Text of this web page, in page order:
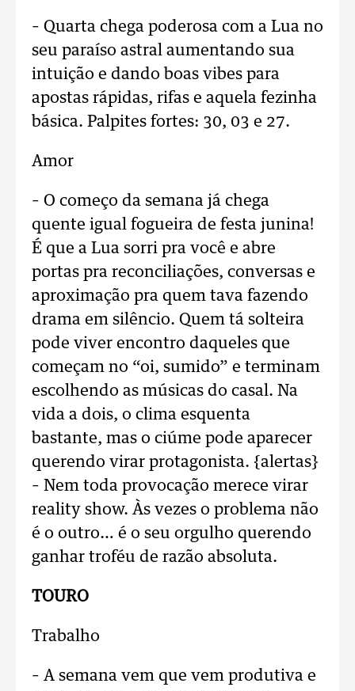
– Quarta chega poderosa com a Lua no
seu paraíso astral aumentando sua
intuição e dando boas vibes para
apostas rápidas, rifas e aquela fezinha
básica. Palpites fortes: 30, 03 e 27.
Amor
– O começo da semana já chega
quente igual fogueira de festa junina!
É que a Lua sorri pra você e abre
portas pra reconciliações, conversas e
aproximação pra quem tava fazendo
drama em silêncio. Quem tá solteira
pode viver encontro daqueles que
começam no “oi, sumido” e terminam
escolhendo as músicas do casal. Na
vida a dois, o clima esquenta
bastante, mas o ciúme pode aparecer
querendo virar protagonista. {alertas}
– Nem toda provocação merece virar
reality show. Às vezes o problema não
é o outro… é o seu orgulho querendo
ganhar troféu de razão absoluta.
TOURO
Trabalho
– A semana vem que vem produtiva e